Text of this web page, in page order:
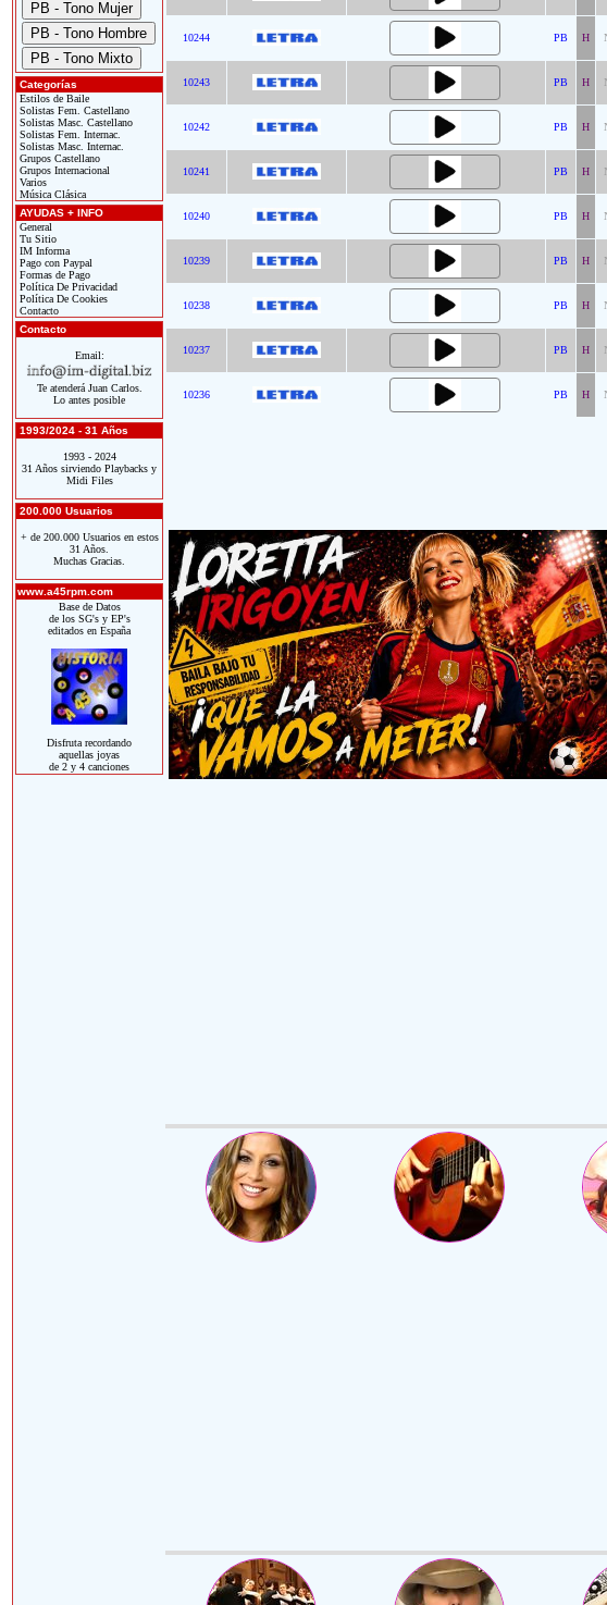
Categorías
Estilos de Baile
Solistas Fem. Castellano
Solistas Masc. Castellano
Solistas Fem. Internac.
Solistas Masc. Internac.
Grupos Castellano
Grupos Internacional
Varios
Música Clásica
AYUDAS + INFO
General
Tu Sitio
IM Informa
Pago con Paypal
Formas de Pago
Política De Privacidad
Política De Cookies
Contacto
Contacto
Email:
Te atenderá Juan Carlos.
Lo antes posible
1993/2024 - 31 Años
1993 - 2024
31 Años sirviendo Playbacks y
Midi Files
200.000 Usuarios
+ de 200.000 Usuarios en estos
31 Años.
Muchas Gracias.
www.a45rpm.com
Base de Datos
de los SG's y EP's
editados en España
Disfruta recordando
aquellas joyas
de 2 y 4 canciones
10244 PB H
10243 PB H
10242 PB H
10241 PB H
10240 PB H
10239 PB H
10238 PB H
10237 PB H
10236 PB H